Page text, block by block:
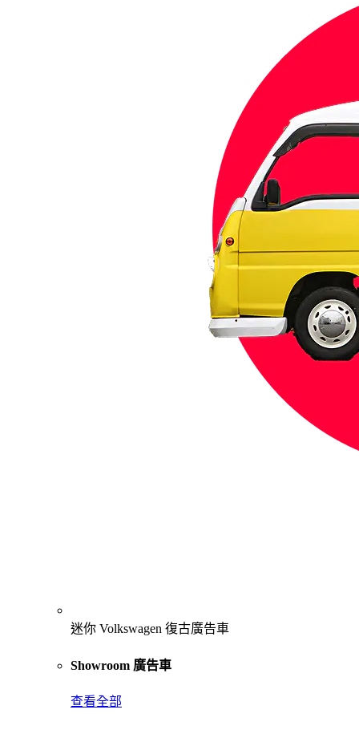
迷你 Volkswagen 復古廣告車
Showroom 廣告車
查看全部